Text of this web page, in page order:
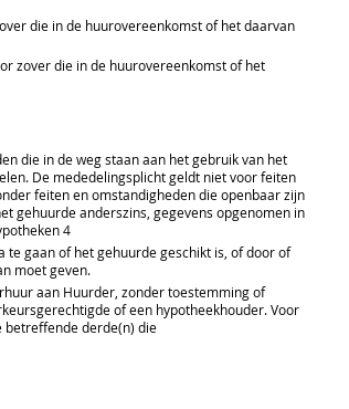
die in de huurovereenkomst of het daarvan
zover die in de huurovereenkomst of het
die in de weg staan aan het gebruik van het
De mededelingsplicht geldt niet voor feiten
feiten en omstandigheden die openbaar zijn
gehuurde anderszins, gegevens opgenomen in
4
gaan of het gehuurde geschikt is, of door of
moet geven.
aan Huurder, zonder toestemming of
of een hypotheekhouder. Voor
betreffende derde(n) die